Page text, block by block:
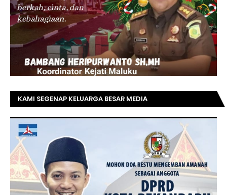
KAMI SEGENAP KELUARGA BESAR MEDIA
BAPAK ACHMAD FAISAL REZ